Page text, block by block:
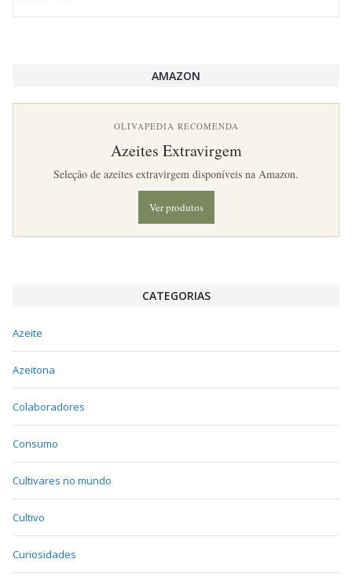
AMAZON
OLIVAPEDIA RECOMENDA
Azeites Extravirgem
Seleção de azeites extravirgem disponíveis na Amazon.
Ver produtos
CATEGORIAS
Azeite
Azeitona
Colaboradores
Consumo
Cultivares no mundo
Cultivo
Curiosidades